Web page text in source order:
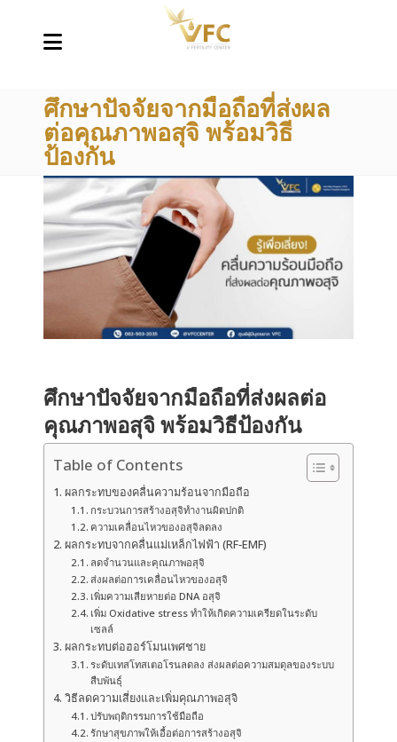
ศึกษาปัจจัยจากมือถือที่ส่งผล
ต่อคุณภาพอสุจิ พร้อมวิธี
ป้องกัน
ศึกษาปัจจัยจากมือถือที่ส่งผลต่อ
คุณภาพอสุจิ พร้อมวิธีป้องกัน
Table of Contents
ผลกระทบของคลื่นความร้อนจากมือถือ
กระบวนการสร้างอสุจิทำงานผิดปกติ
ความเคลื่อนไหวของอสุจิลดลง
ผลกระทบจากคลื่นแม่เหล็กไฟฟ้า (RF‑EMF)
ลดจำนวนและคุณภาพอสุจิ
ส่งผลต่อการเคลื่อนไหวของอสุจิ
เพิ่มความเสียหายต่อ DNA อสุจิ
เพิ่ม Oxidative stress ทำให้เกิดความเครียดในระดับ
เซลล์
ผลกระทบต่อฮอร์โมนเพศชาย
ระดับเทสโทสเตอโรนลดลง ส่งผลต่อความสมดุลของระบบ
สืบพันธุ์
วิธีลดความเสี่ยงและเพิ่มคุณภาพอสุจิ
ปรับพฤติกรรมการใช้มือถือ
รักษาสุขภาพให้เอื้อต่อการสร้างอสุจิ